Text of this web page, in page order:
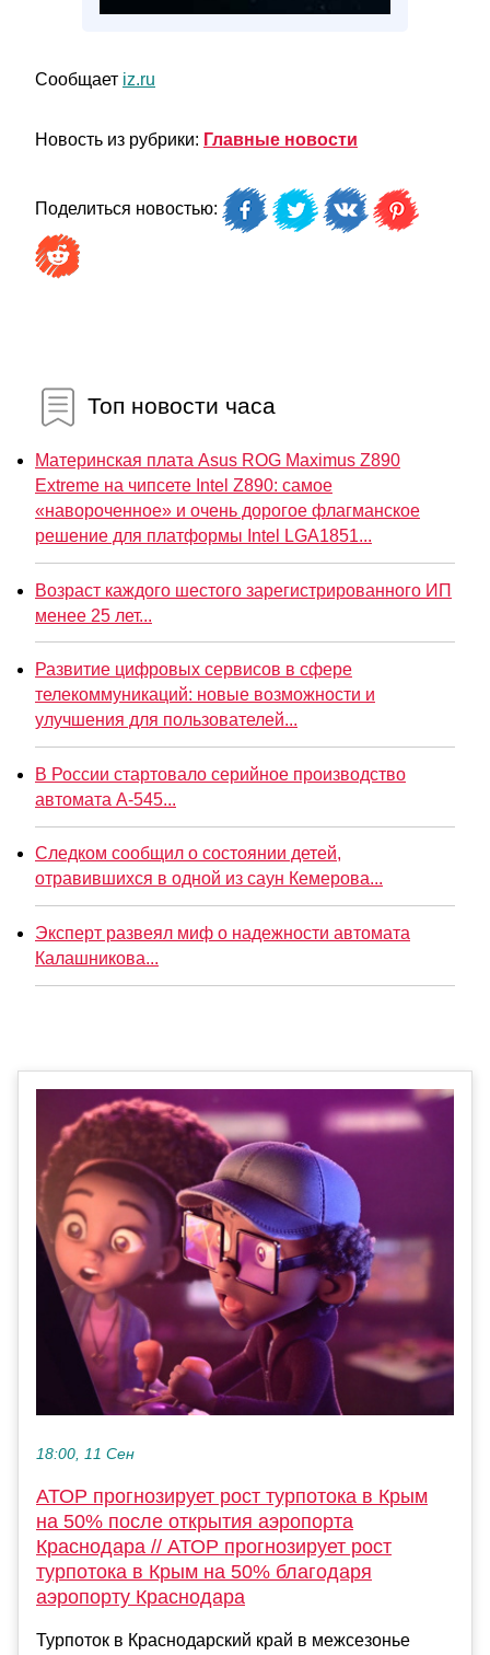
Сообщает iz.ru
Новость из рубрики: Главные новости
Поделиться новостью:
Топ новости часа
Материнская плата Asus ROG Maximus Z890
Extreme на чипсете Intel Z890: самое
«навороченное» и очень дорогое флагманское
решение для платформы Intel LGA1851...
Возраст каждого шестого зарегистрированного ИП
менее 25 лет...
Развитие цифровых сервисов в сфере
телекоммуникаций: новые возможности и
улучшения для пользователей...
В России стартовало серийное производство
автомата А-545...
Следком сообщил о состоянии детей,
отравившихся в одной из саун Кемерова...
Эксперт развеял миф о надежности автомата
Калашникова...
18:00, 11 Сен
АТОР прогнозирует рост турпотока в Крым
на 50% после открытия аэропорта
Краснодара // АТОР прогнозирует рост
турпотока в Крым на 50% благодаря
аэропорту Краснодара
Турпоток в Краснодарский край в межсезонье